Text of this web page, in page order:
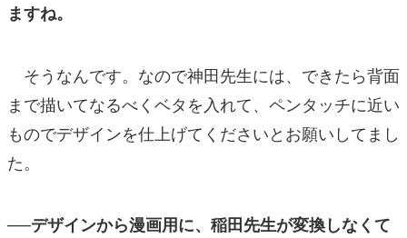
ますね。
そうなんです。なので神田先生には、できたら背面
まで描いてなるべくベタを入れて、ペンタッチに近い
ものでデザインを仕上げてくださいとお願いしてまし
た。
──デザインから漫画用に、稲田先生が変換しなくて